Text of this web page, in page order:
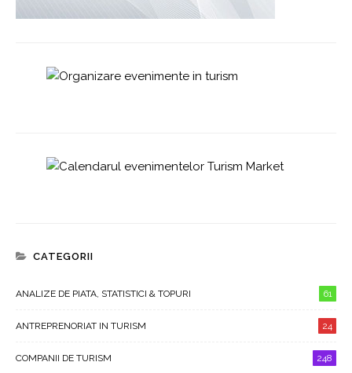
CATEGORII
ANALIZE DE PIATA, STATISTICI & TOPURI 61
ANTREPRENORIAT IN TURISM 24
COMPANII DE TURISM 248